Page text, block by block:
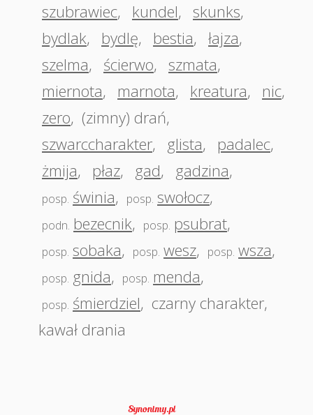
szubrawiec, kundel, skunks,
bydlak, bydlę, bestia, łajza,
szelma, ścierwo, szmata,
miernota, marnota, kreatura, nic,
zero, (zimny) drań,
szwarccharakter, glista, padalec,
żmija, płaz, gad, gadzina,
posp. świnia, posp. swołocz,
podn. bezecnik, posp. psubrat,
posp. sobaka, posp. wesz, posp. wsza,
posp. gnida, posp. menda,
posp. śmierdziel, czarny charakter,
kawał drania